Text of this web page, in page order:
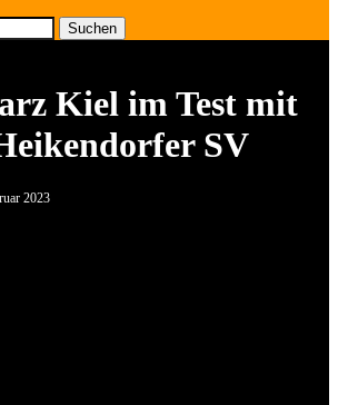
Suchen
Kiel im Test mit
SV
2023